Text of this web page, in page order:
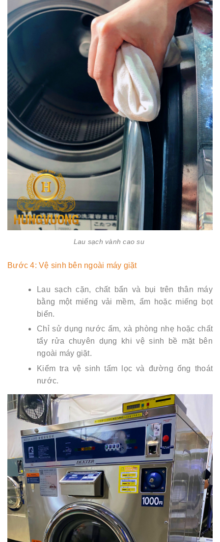
Lau sạch vành cao su
Bước 4: Vệ sinh bên ngoài máy giặt
Lau sạch cặn, chất bẩn và bụi trên thân máy
bằng một miếng vải mềm, ẩm hoặc miếng bọt
biển.
Chỉ sử dụng nước ấm, xà phòng nhẹ hoặc chất
tẩy rửa chuyên dụng khi vệ sinh bề mặt bên
ngoài máy giặt.
Kiểm tra vệ sinh tấm lọc và đường ống thoát
nước.